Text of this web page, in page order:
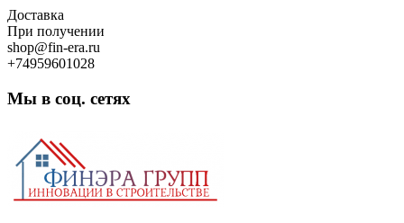
Skip
to
content
Доставка
При получении
shop@fin-era.ru
+74959601028
Мы в соц. сетях